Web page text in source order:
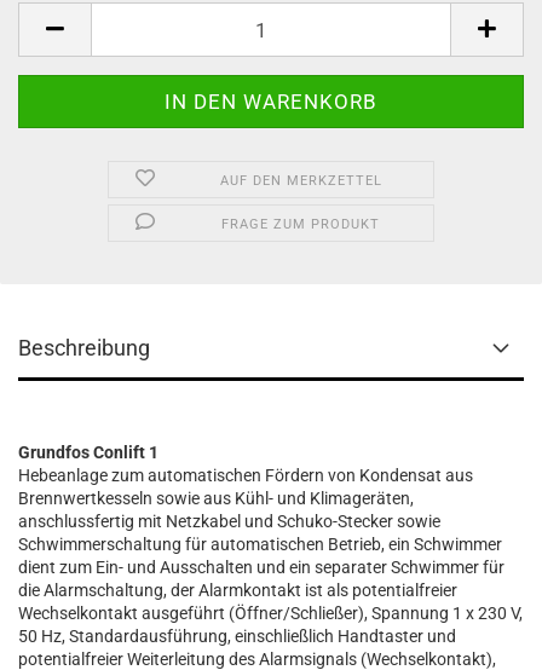
AUF DEN MERKZETTEL
FRAGE ZUM PRODUKT
Beschreibung
Grundfos Conlift 1
Hebeanlage zum automatischen Fördern von Kondensat aus
Brennwertkesseln sowie aus Kühl- und Klimageräten,
anschlussfertig mit Netzkabel und Schuko-Stecker sowie
Schwimmerschaltung für automatischen Betrieb, ein Schwimmer
dient zum Ein- und Ausschalten und ein separater Schwimmer für
die Alarmschaltung, der Alarmkontakt ist als potentialfreier
Wechselkontakt ausgeführt (Öffner/Schließer), Spannung 1 x 230 V,
50 Hz, Standardausführung, einschließlich Handtaster und
potentialfreier Weiterleitung des Alarmsignals (Wechselkontakt),